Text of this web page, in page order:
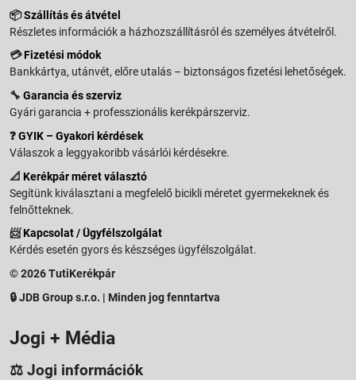
📦Szállítás és átvétel
Részletes információk a házhozszállításról és személyes átvételről.
💳Fizetési módok
Bankkártya, utánvét, előre utalás – biztonságos fizetési lehetőségek.
🔧 Garancia és szerviz
Gyári garancia + professzionális kerékpárszerviz.
❓GYIK – Gyakori kérdések
Válaszok a leggyakoribb vásárlói kérdésekre.
📐 Kerékpár méret választó
Segítünk kiválasztani a megfelelő bicikli méretet gyermekeknek és
felnőtteknek.
📨Kapcsolat / Ügyfélszolgálat
Kérdés esetén gyors és készséges ügyfélszolgálat.
© 2026 TutiKerékpár
🔒 JDB Group s.r.o. | Minden jog fenntartva
Jogi + Média
⚖️ Jogi információk